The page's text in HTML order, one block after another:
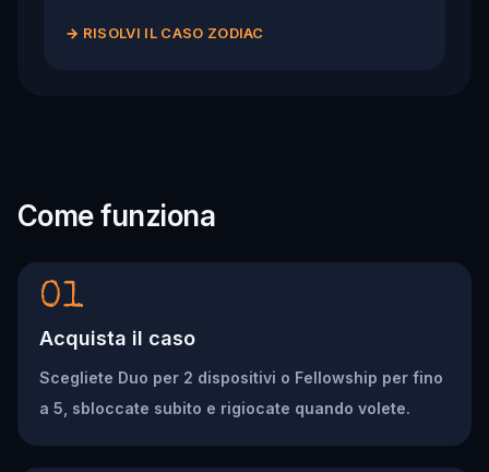
→ RISOLVI IL CASO ZODIAC
Come funziona
01
Acquista il caso
Scegliete Duo per 2 dispositivi o Fellowship per fino
a 5, sbloccate subito e rigiocate quando volete.